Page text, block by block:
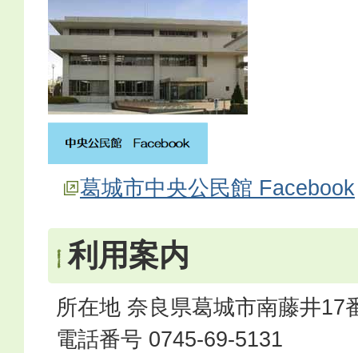
葛城市中央公民館 Facebook
利用案内
所在地 奈良県葛城市南藤井17
電話番号 0745-69-5131